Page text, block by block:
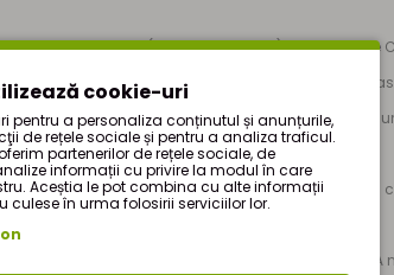
de Maca (Lepidium meyeni), radacina de
terrestris), parti aeriene de Floarea-pasiunii
canina), seminte de Schinduf (Trigonella
se mentine timp de 10 min. la temperatura
sau renale sau care necesita medicatie alopata.
cookie-uri
pentru a personaliza conținutul și anunțurile,
de rețele sociale și pentru a analiza traficul.
partenerilor de rețele sociale, de
informații cu privire la modul în care
Aceștia le pot combina cu alte informații
culese în urma folosirii serviciilor lor.